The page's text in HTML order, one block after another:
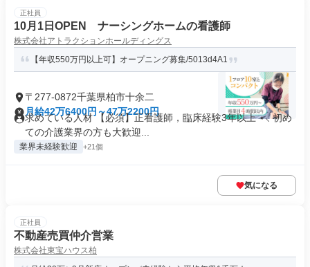
正社員
10月1日OPEN ナーシングホームの看護師
株式会社アトラクションホールディングス
【年収550万円以上可】オープニング募集/5013d4A1
〒277-0872千葉県柏市十余二
月給42万6400円～47万2200円
求めている人材 【必須】正看護師，臨床経験3年以上 ⋆⸜ 初め
ての介護業界の方も大歓迎...
業界未経験歓迎 +21個
気になる
正社員
不動産売買仲介営業
株式会社東宝ハウス柏